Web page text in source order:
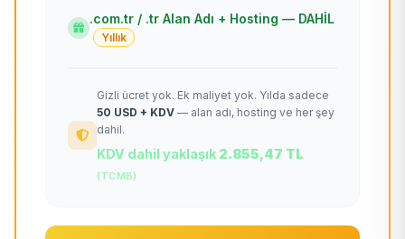
.com.tr / .tr Alan Adı + Hosting — DAHİL
Yıllık
Gizli ücret yok. Ek maliyet yok. Yılda sadece
50 USD + KDV — alan adı, hosting ve her şey
dahil.
KDV dahil yaklaşık 2.855,47 TL
(TCMB)